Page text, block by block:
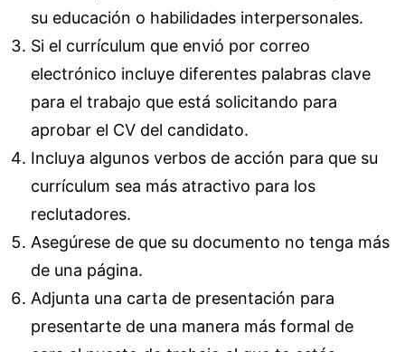
su educación o habilidades interpersonales.
Si el currículum que envió por correo
electrónico incluye diferentes palabras clave
para el trabajo que está solicitando para
aprobar el CV del candidato.
Incluya algunos verbos de acción para que su
currículum sea más atractivo para los
reclutadores.
Asegúrese de que su documento no tenga más
de una página.
Adjunta una carta de presentación para
presentarte de una manera más formal de